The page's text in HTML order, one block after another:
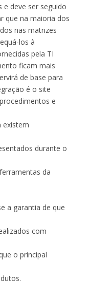
deve ser seguido
que na maioria dos
nas matrizes
los à
pela TI
ficam mais
de base para
é o site
e
existem
durante o
da
a garantia de que
com
o principal